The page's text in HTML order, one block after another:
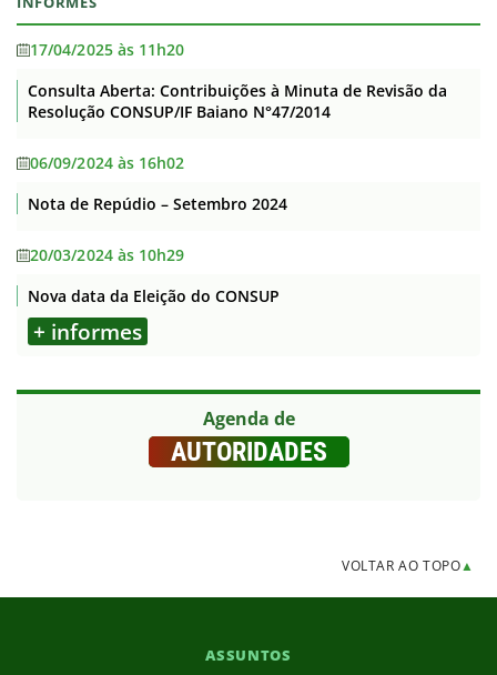
17/04/2025 às 11h20
Consulta Aberta: Contribuições à Minuta de Revisão da
Resolução CONSUP/IF Baiano N°47/2014
06/09/2024 às 16h02
Nota de Repúdio – Setembro 2024
20/03/2024 às 10h29
Nova data da Eleição do CONSUP
+ informes
Agenda de
AUTORIDADES
VOLTAR AO TOPO▲
ASSUNTOS